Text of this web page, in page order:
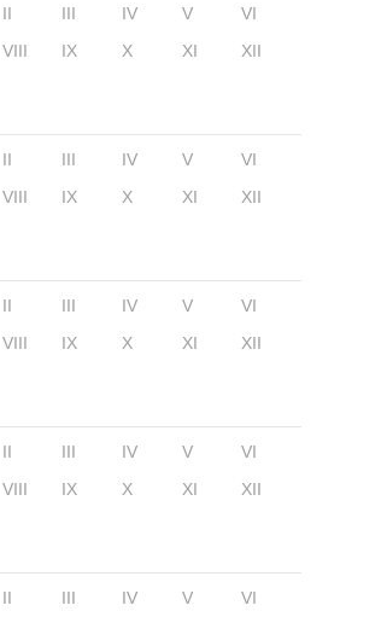
II III IV V
VI
VIII IX X XI XII
II III IV V
VI
VIII IX X XI XII
II III IV V
VI
VIII IX X XI XII
II III IV V
VI
VIII IX X XI XII
II III IV V
VI